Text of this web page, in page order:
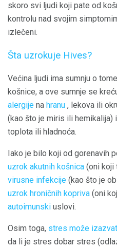
skoro svi ljudi koji pate od
kontrolu nad svojim
izlečeni.
Šta uzrokuje Hives?
Većina ljudi ima sumnju o
košnice, a ove sumnje se
alergije na hranu , lekova ili
(kao što je miris ili hemikalija)
toplota ili hladnoća.
Iako je bilo koji od gorenavih
uzrok akutnih košnica (oni koji
virusne infekcije (kao što je
uzrok hroničnih kopriva (oni
autoimunski uslovi.
Osim toga, stres može
da li je stres dobar stres